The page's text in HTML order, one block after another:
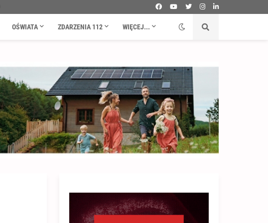
OŚWIATA ZDARZENIA 112 WIĘCEJ...